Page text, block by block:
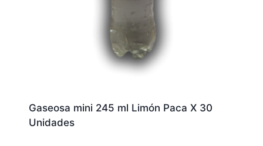
Gaseosa mini 245 ml Limón Paca X 30
Unidades